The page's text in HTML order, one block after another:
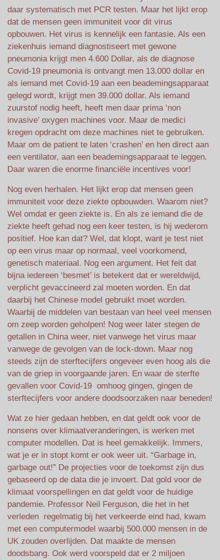
daar systematisch met PCR testen. Maar het lijkt erop
dat de mensen geen immuniteit voor dit virus
opbouwen. Het virus is kennelijk een fantasie. Als een
ziekenhuis iemand diagnostiseert met gewone
pneumonia krijgt men 4.600 Dollar, als de diagnose
Covid-19 pneumonia is ontvangt men 13.000 dollar en
als iemand met Covid-19 aan een beademingsapparaat
gelegd wordt, krijgt men 39.000 dollar. Als iemand
zuurstof nodig heeft, heeft men daar prima ‘non
invasive’ oxygen machines voor. Maar de medici
kregen opdracht om deze machines niet te gebruiken.
Maar om de patient te laten ‘crashen’ en hen direct aan
een ventilator, aan een beademingsapparaat te leggen.
Daar waren die enorme financiële incentives voor!
Nog even herhalen. Het lijkt erop dat mensen geen
immuniteit voor deze ziekte opbouwden. Waarom niet?
Wel omdat er geen ziekte is. En als ze iemand die de
ziekte heeft gehad nog een keer testen, is hij wederom
positief. Hoe kan dat? Wel, dat klopt, want je test niet
op een virus maar op normaal, veel voorkomend,
genetisch materiaal. Nog een argument. Het feit dat
bijna iedereen ‘besmet’ is betekent dat er wereldwijd,
verplicht gevaccineerd zal moeten worden. En dat
daarbij het Chinese model gebruikt moet worden.
Waarbij de middelen van bestaan van heel veel mensen
om zeep worden geholpen! Nog weer later stegen de
getallen in China weer, niet vanwege het virus maar
vanwege de gevolgen van de lock-down. Maar nog
steeds zijn de sterftecijfers ongeveer even hoog als die
van de griep in voorgaande jaren. En waar de sterfte
gevallen voor Covid-19 omhoog gingen, gingen de
sterftecijfers voor andere doodsoorzaken naar beneden!
Wat ze hier gedaan hebben, en dat geldt ook voor de
nonsens over klimaatveranderingen, is werken met
computer modellen. Dat is heel gemakkelijk. Immers,
wat je er in stopt komt er ook weer uit. “Garbage in,
garbage out!” De projecties voor de toekomst zijn dus
gebaseerd op de data die je invoert. Dat gold voor de
klimaat voorspellingen en dat geldt voor de huidige
pandemie. Professor Neil Ferguson, die het in het
verleden regelmatig bij het verkeerde eind had, kwam
met een computermodel waarbij 500.000 mensen in de
UK zouden overlijden. Dat maakte de mensen
doodsbang. Ook werd voorspeld dat er 2 miljoen